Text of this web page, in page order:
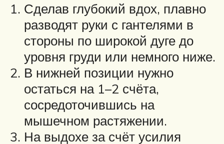
Сделав глубокий вдох, плавно
разводят руки с гантелями в
стороны по широкой дуге до
уровня груди или немного ниже.
В нижней позиции нужно
остаться на 1–2 счёта,
сосредоточившись на
мышечном растяжении.
На выдохе за счёт усилия